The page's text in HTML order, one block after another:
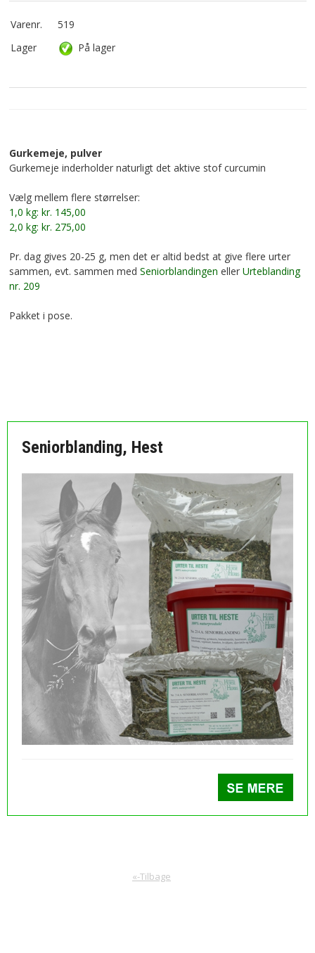
Varenr.
519
Lager
På lager
Gurkemeje, pulver
Gurkemeje inderholder naturligt det aktive stof curcumin
Vælg mellem flere størrelser:
1,0 kg: kr. 145,00
2,0 kg: kr. 275,00
Pr. dag gives 20-25 g, men det er altid bedst at give flere urter
sammen, evt. sammen med Seniorblandingen eller Urteblanding
nr. 209
Pakket i pose.
Seniorblanding, Hest
«-Tilbage